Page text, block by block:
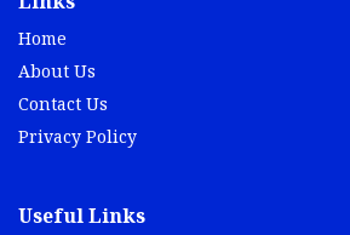
Home
About Us
Contact Us
Privacy Policy
Useful Links